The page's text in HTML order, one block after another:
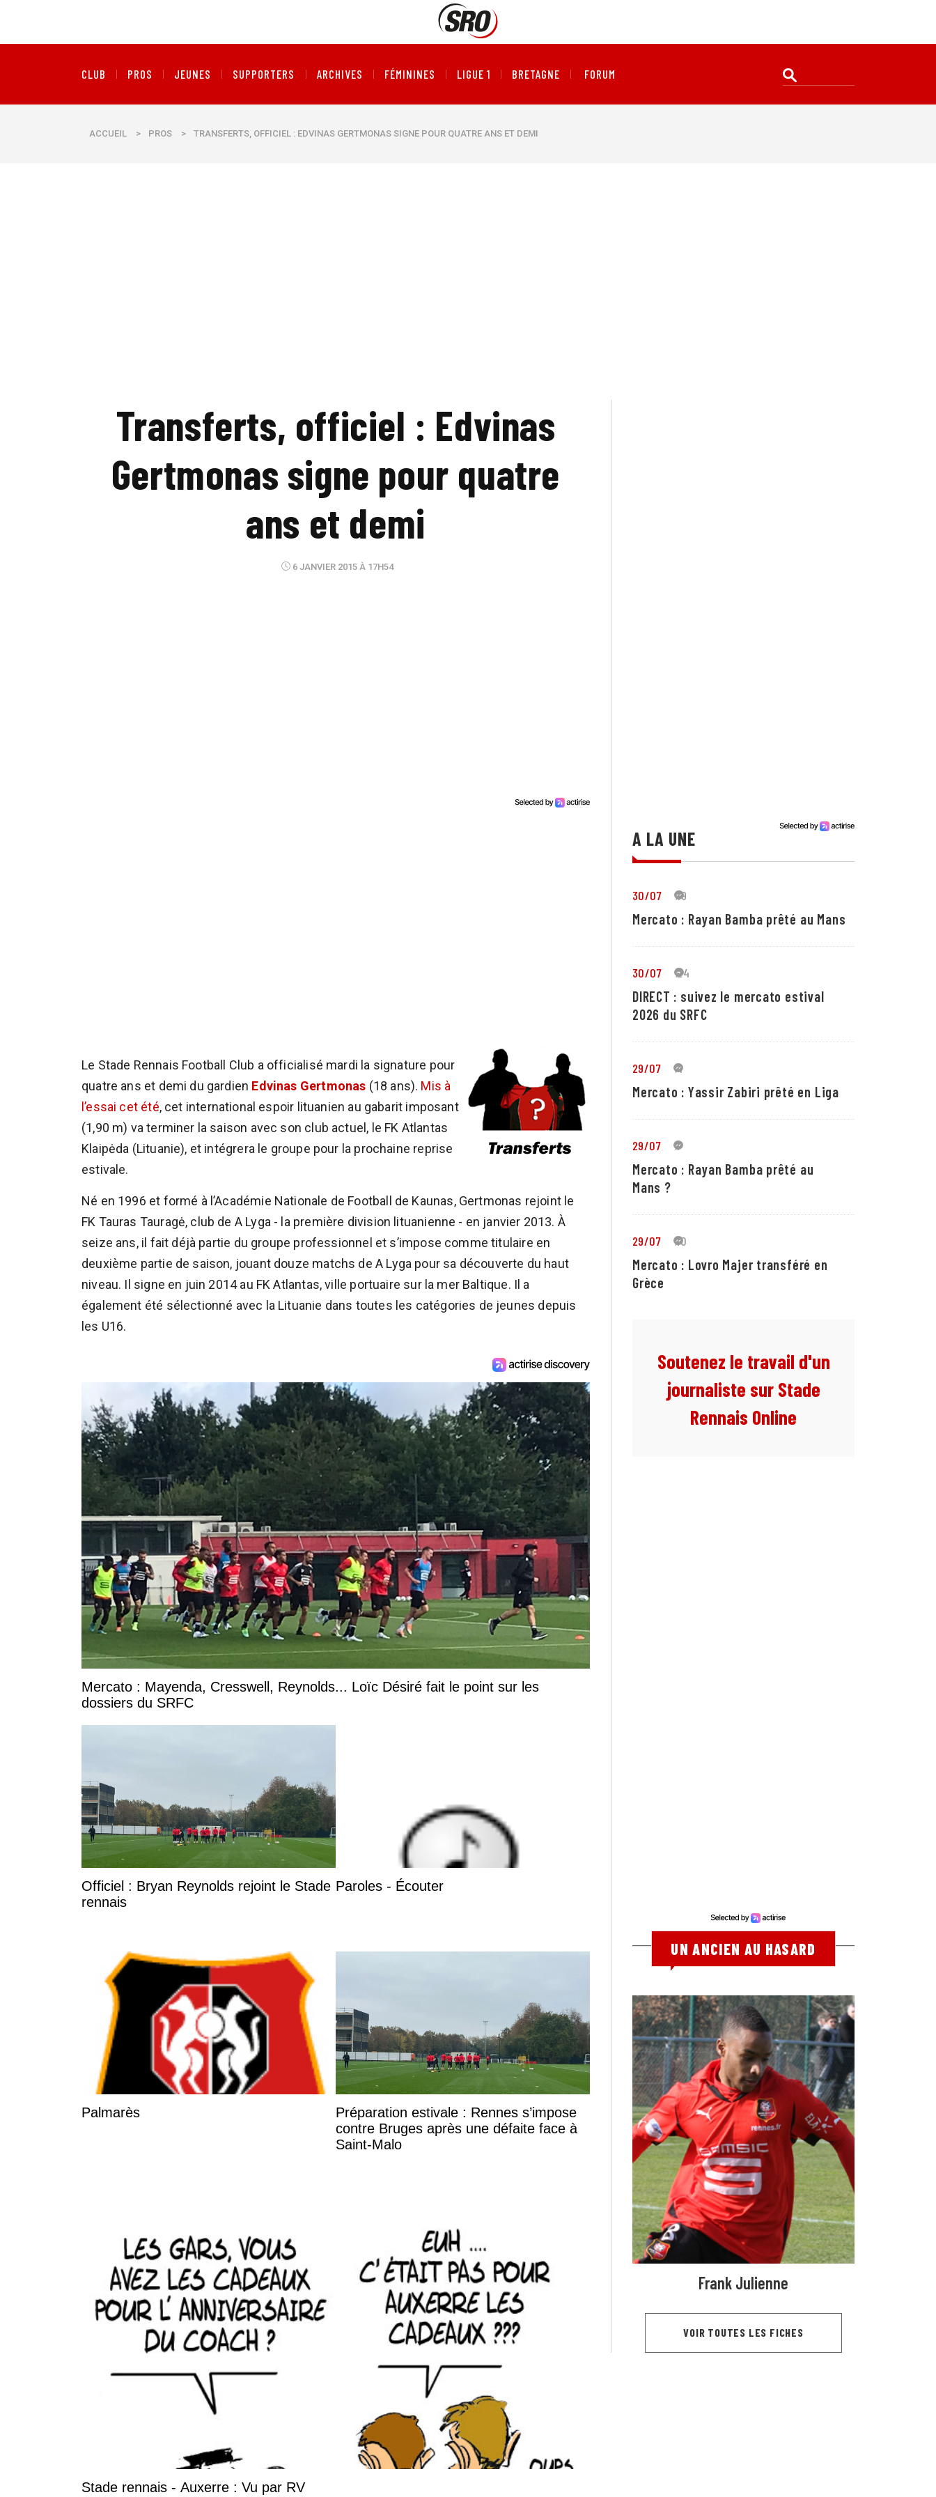
CLUB PROS JEUNES SUPPORTERS ARCHIVES FÉMININES LIGUE 1 BRETAGNE FORUM
ACCUEIL > PROS > TRANSFERTS, OFFICIEL : EDVINAS GERTMONAS SIGNE POUR QUATRE ANS ET DEMI
Transferts, officiel : Edvinas
Gertmonas signe pour quatre
ans et demi
6 JANVIER 2015 À 17H54
Le Stade Rennais Football Club a officialisé mardi la signature pour
quatre ans et demi du gardien Edvinas Gertmonas (18 ans). Mis à
l’essai cet été, cet international espoir lituanien au gabarit imposant
(1,90 m) va terminer la saison avec son club actuel, le FK Atlantas
Klaipėda (Lituanie), et intégrera le groupe pour la prochaine reprise
estivale.
Né en 1996 et formé à l’Académie Nationale de Football de Kaunas, Gertmonas rejoint le
FK Tauras Tauragė, club de A Lyga - la première division lituanienne - en janvier 2013. À
seize ans, il fait déjà partie du groupe professionnel et s’impose comme titulaire en
deuxième partie de saison, jouant douze matchs de A Lyga pour sa découverte du haut
niveau. Il signe en juin 2014 au FK Atlantas, ville portuaire sur la mer Baltique. Il a
également été sélectionné avec la Lituanie dans toutes les catégories de jeunes depuis
les U16.
Mercato : Mayenda, Cresswell, Reynolds... Loïc Désiré fait le point sur les
dossiers du SRFC
Officiel : Bryan Reynolds rejoint le Stade
rennais
Paroles - Écouter
Palmarès
Préparation estivale : Rennes s’impose
contre Bruges après une défaite face à
Saint-Malo
Stade rennais - Auxerre : Vu par RV
A LA UNE
30/07 19
Mercato : Rayan Bamba prêté au Mans
30/07 24
DIRECT : suivez le mercato estival
2026 du SRFC
29/07 4
Mercato : Yassir Zabiri prêté en Liga
29/07 1
Mercato : Rayan Bamba prêté au
Mans ?
29/07 10
Mercato : Lovro Majer transféré en
Grèce
Soutenez le travail d'un
journaliste sur Stade
Rennais Online
UN ANCIEN AU HASARD
Frank Julienne
VOIR TOUTES LES FICHES